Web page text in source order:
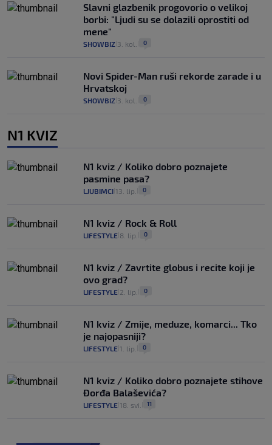
Slavni glazbenik progovorio o velikoj
borbi: "Ljudi su se dolazili oprostiti od
mene"
SHOWBIZ 3. kol. 0
Novi Spider-Man ruši rekorde zarade i u
Hrvatskoj
SHOWBIZ 3. kol. 0
N1 KVIZ
N1 kviz / Koliko dobro poznajete
pasmine pasa?
LJUBIMCI 13. lip. 0
N1 kviz / Rock & Roll
LIFESTYLE 8. lip. 0
N1 kviz / Zavrtite globus i recite koji je
ovo grad?
LIFESTYLE 2. lip. 0
N1 kviz / Zmije, meduze, komarci... Tko
je najopasniji?
LIFESTYLE 1. lip. 0
N1 kviz / Koliko dobro poznajete stihove
Đorđa Balaševića?
LIFESTYLE 18. svi. 11